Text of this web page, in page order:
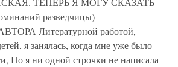
разведчицы)
Литературной работой,
я занялась, когда мне уже было
Но я ни одной строчки не написала